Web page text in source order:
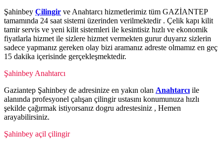
Şahinbey Çilingir ve Anahtarcı hizmetlerimiz tüm GAZİANTEP
tamamında 24 saat sistemi üzerinden verilmektedir . Çelik kapı kilit
tamir servis ve yeni kilit sistemleri ile kesintisiz hızlı ve ekonomik
fiyatlarla hizmet ile sizlere hizmet vermekten gurur duyarız sizlerin
sadece yapmanız gereken olay bizi aramanız adreste olmamız en geç
15 dakika içerisinde gerçekleşmektedir.
Şahinbey Anahtarcı
Gaziantep Şahinbey de adresinize en yakın olan Anahtarcı ile
alanında profesyonel çalışan çilingir ustasını konumunuza hızlı
şekilde çağırmak istiyorsanız dogru adrestesiniz , Hemen
arayabilirsiniz.
Şahinbey açil çilingir